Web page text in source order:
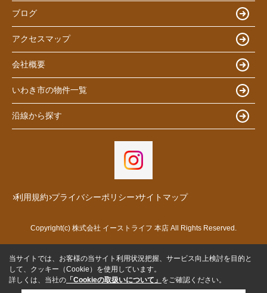
ブログ
アクセスマップ
会社概要
いわき市の物件一覧
沿線から探す
利用規約 プライバシーポリシー サイトマップ
Copyright(c) 株式会社 イーストライフ 本店 All Rights Reserved.
当サイトでは、お客様の当サイト利用状況把握、サービス向上検討を目的と
して、クッキー（Cookie）を使用しています。
詳しくは、当社の 「Cookieの取扱いについて」 をご確認ください。